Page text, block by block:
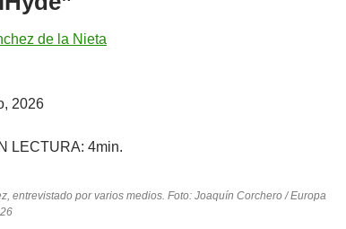
de la Nieta
2026
LECTURA: 4min.
entrevistado por varios medios. Foto: Joaquín Corchero / Europa